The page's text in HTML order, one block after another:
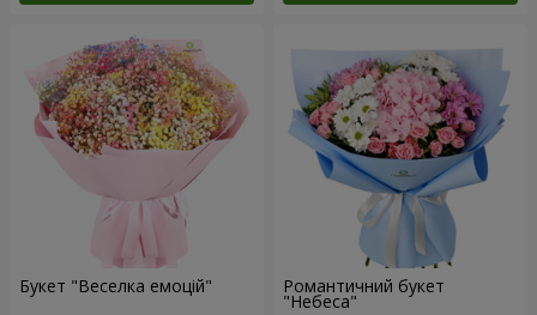
Букет "Веселка емоцій" Романтичний букет
"Небеса"